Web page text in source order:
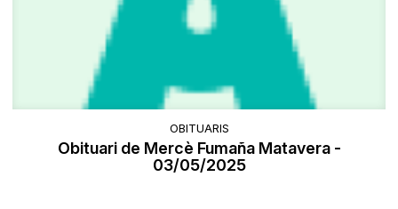
OBITUARIS
Obituari de Mercè Fumaña Matavera -
03/05/2025